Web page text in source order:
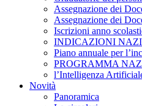
Assegnazione dei
Assegnazione dei
Iscrizioni anno
INDICAZIONI
Piano annuale per
PROGRAMMA
l’Intelligenza
Novità
Panoramica